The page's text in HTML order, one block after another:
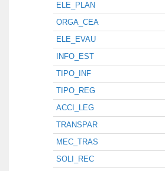
ELE_PLAN
ORGA_CEA
ELE_EVAU
INFO_EST
TIPO_INF
TIPO_REG
ACCI_LEG
TRANSPAR
MEC_TRAS
SOLI_REC